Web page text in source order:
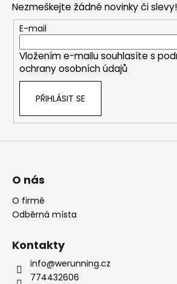
Nezmeškejte žádné novinky či slevy!
E-mail
Vložením e-mailu souhlasíte s
ochrany osobních údajů
PŘIHLÁSIT SE
O nás
O firmě
Odběrná místa
Kontakty
info@werunning.cz
774432606